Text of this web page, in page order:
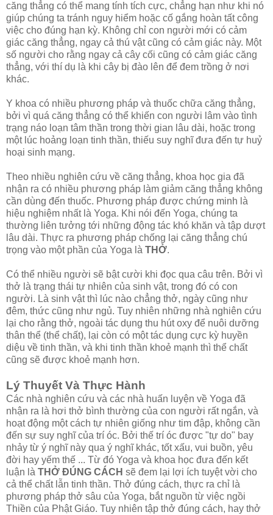
căng thẳng có thể mang tính tích cực, chẳng hạn như khi nó
giúp chúng ta tránh nguy hiểm hoặc cố gắng hoàn tất công
việc cho đúng hạn kỳ. Không chỉ con người mới có cảm
giác căng thẳng, ngay cả thú vật cũng có cảm giác này. Một
số người cho rằng ngay cả cây cối cũng có cảm giác căng
thẳng, với thí dụ là khi cây bị đào lên để đem trồng ở nơi
khác.
Y khoa có nhiều phương pháp và thuốc chữa căng thẳng,
bởi vì quá căng thẳng có thể khiến con người lâm vào tình
trạng náo loạn tâm thần trong thời gian lâu dài, hoặc trong
một lúc hoảng loạn tinh thần, thiếu suy nghĩ đưa đến tự huỷ
hoại sinh mạng.
Theo nhiều nghiên cứu về căng thẳng, khoa học gia đã
nhận ra có nhiều phương pháp làm giảm căng thẳng không
cần dùng đến thuốc. Phương pháp được chứng minh là
hiệu nghiệm nhất là Yoga. Khi nói đến Yoga, chúng ta
thường liên tưởng tới những động tác khó khăn và tập dượt
lâu dài. Thực ra phương pháp chống lại căng thẳng chú
trọng vào một phần của Yoga là THỞ.
Có thể nhiều người sẽ bật cười khi đọc qua câu trên. Bởi vì
thở là trạng thái tự nhiên của sinh vật, trong đó có con
người. Là sinh vật thì lúc nào chẳng thở, ngày cũng như
đêm, thức cũng như ngủ. Tuy nhiên những nhà nghiên cứu
lại cho rằng thở, ngoài tác dụng thu hút oxy để nuôi dưỡng
thân thể (thể chất), lại còn có một tác dụng cực kỳ huyền
diệu về tinh thần, và khi tinh thần khoẻ mạnh thì thể chất
cũng sẽ được khoẻ mạnh hơn.
Lý Thuyết Và Thực Hành
Các nhà nghiên cứu và các nhà huấn luyện về Yoga đã
nhận ra là hơi thở bình thường của con người rất ngắn, và
hoạt động một cách tự nhiên giống như tim đập, không cần
đến sự suy nghĩ của trí óc. Bởi thế trí óc được "tự do" bay
nhảy từ ý nghĩ này qua ý nghĩ khác, tốt xấu, vui buồn, yêu
đời hay yếm thế ... Từ đó Yoga và khoa học đưa đến kết
luận là THỞ ĐÚNG CÁCH sẽ đem lại lợi ích tuyệt vời cho
cả thể chất lẫn tinh thần. Thở đúng cách, thực ra chỉ là
phương pháp thở sâu của Yoga, bắt nguồn từ việc ngồi
Thiền của Phật Giáo. Tuy nhiên tập thở đúng cách, hay thở